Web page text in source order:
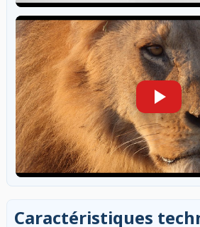
Caractéristiques